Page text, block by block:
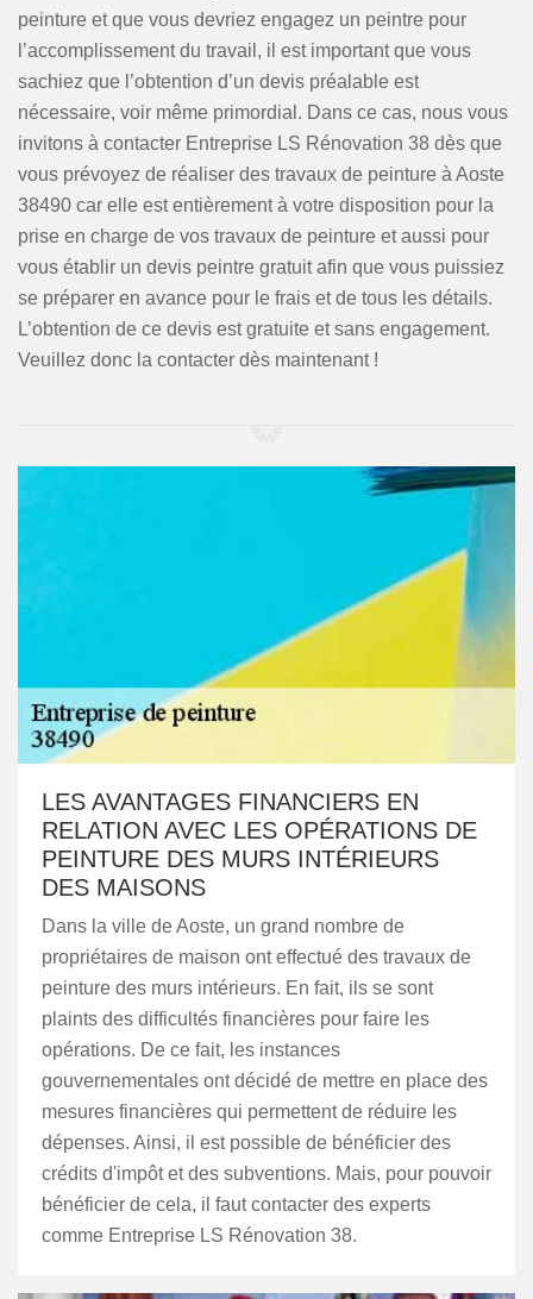
peinture et que vous devriez engagez un peintre pour
l’accomplissement du travail, il est important que vous
sachiez que l’obtention d’un devis préalable est
nécessaire, voir même primordial. Dans ce cas, nous vous
invitons à contacter Entreprise LS Rénovation 38 dès que
vous prévoyez de réaliser des travaux de peinture à Aoste
38490 car elle est entièrement à votre disposition pour la
prise en charge de vos travaux de peinture et aussi pour
vous établir un devis peintre gratuit afin que vous puissiez
se préparer en avance pour le frais et de tous les détails.
L’obtention de ce devis est gratuite et sans engagement.
Veuillez donc la contacter dès maintenant !
LES AVANTAGES FINANCIERS EN
RELATION AVEC LES OPÉRATIONS DE
PEINTURE DES MURS INTÉRIEURS
DES MAISONS
Dans la ville de Aoste, un grand nombre de
propriétaires de maison ont effectué des travaux de
peinture des murs intérieurs. En fait, ils se sont
plaints des difficultés financières pour faire les
opérations. De ce fait, les instances
gouvernementales ont décidé de mettre en place des
mesures financières qui permettent de réduire les
dépenses. Ainsi, il est possible de bénéficier des
crédits d'impôt et des subventions. Mais, pour pouvoir
bénéficier de cela, il faut contacter des experts
comme Entreprise LS Rénovation 38.